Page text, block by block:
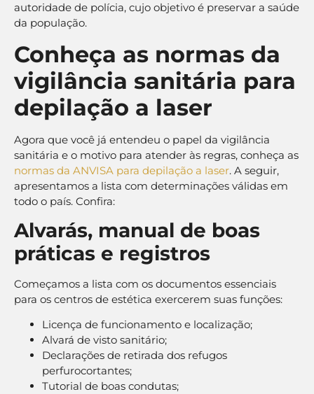
autoridade de polícia, cujo objetivo é preservar a saúde
da população.
Conheça as normas da
vigilância sanitária para
depilação a laser
Agora que você já entendeu o papel da vigilância
sanitária e o motivo para atender às regras, conheça as
normas da ANVISA para depilação a laser. A seguir,
apresentamos a lista com determinações válidas em
todo o país. Confira:
Alvarás, manual de boas
práticas e registros
Começamos a lista com os documentos essenciais
para os centros de estética exercerem suas funções:
Licença de funcionamento e localização;
Alvará de visto sanitário;
Declarações de retirada dos refugos
perfurocortantes;
Tutorial de boas condutas;